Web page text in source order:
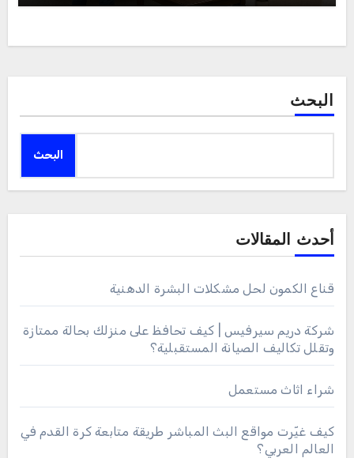
البحث
البحث
أحدث المقالات
قناع الكمون لحل مشكلات البشرة الدهنية
شركة دريم سيرفيس | كيف تحافظ على منزلك بحالة ممتازة
وتقلل تكاليف الصيانة المستقبلية؟
شراء اثاث مستعمل
كيف غيّرت مواقع البث المباشر طريقة متابعة كرة القدم في
العالم العربي؟